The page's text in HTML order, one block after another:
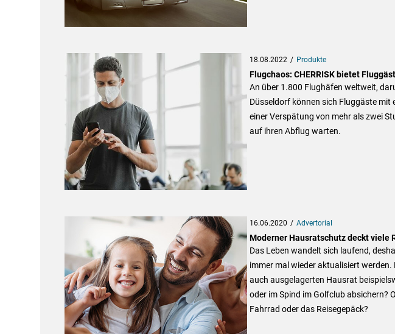
18.08.2022 Produkte
Flugchaos: CHERRISK bietet
An über 1.800 Flughäfen weltweit,
Düsseldorf können sich Fluggäste mit
einer Verspätung von mehr als zwei
auf ihren Abflug warten.
16.06.2020 Advertorial
Moderner Hausratschutz deckt viele
Das Leben wandelt sich laufend,
immer mal wieder aktualisiert
auch ausgelagerten Hausrat
oder im Spind im Golfclub absichern?
Fahrrad oder das Reisegepäck?